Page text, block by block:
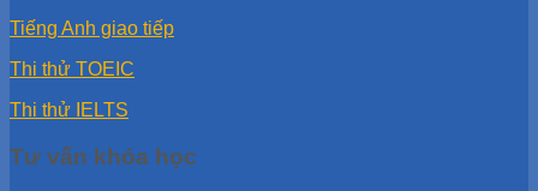
Tiếng Anh giao tiếp
Thi thử TOEIC
Thi thử IELTS
Tư vấn khóa học